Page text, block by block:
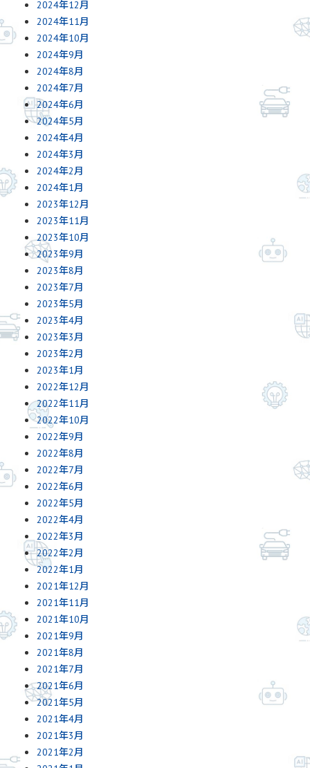
2024年12月
2024年11月
2024年10月
2024年9月
2024年8月
2024年7月
2024年6月
2024年5月
2024年4月
2024年3月
2024年2月
2024年1月
2023年12月
2023年11月
2023年10月
2023年9月
2023年8月
2023年7月
2023年5月
2023年4月
2023年3月
2023年2月
2023年1月
2022年12月
2022年11月
2022年10月
2022年9月
2022年8月
2022年7月
2022年6月
2022年5月
2022年4月
2022年3月
2022年2月
2022年1月
2021年12月
2021年11月
2021年10月
2021年9月
2021年8月
2021年7月
2021年6月
2021年5月
2021年4月
2021年3月
2021年2月